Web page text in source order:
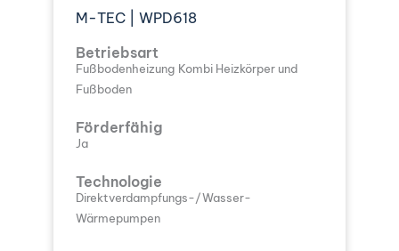
M-TEC | WPD618
Betriebsart
Fußbodenheizung Kombi Heizkörper und
Fußboden
Förderfähig
Ja
Technologie
Direktverdampfungs-/Wasser-
Wärmepumpen